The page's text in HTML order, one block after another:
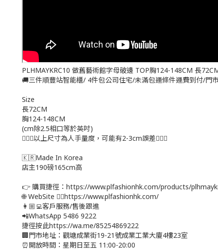
PLHMAYKRC10 做舊藝術館字母破邊 TOP胸124-148CM 長
🚚三件順豐站智能櫃/ 4件包公司住宅/未滿包運條件運費到付/門
Size
長72CM
胸124-148CM
(cm除2.5相口等於英吋)
🙇🏻‍♀️以上尺寸為人手量度，可能有2-3cm誤差🙇🏻‍♀️
🇰🇷Made In Korea
店主190磅165cm高
👉 購買捷徑：https://www.plfashionhk.com/products/
🌐 WebSite 👉🏻https://www.plfashionhk.com/
👩🏼‍💻客戶服務/售後跟進
📲WhatsApp 5486 9222
捷徑按此https://wa.me/85254869222
🏢門市地址：觀塘成業街19-21號成業工業大廈4樓23室
⏰開放時間：星期日至五 11:00-20:00